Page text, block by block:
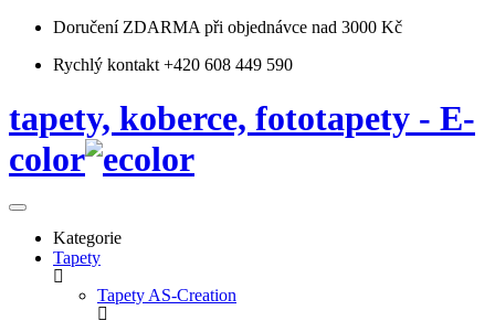
Doručení ZDARMA při objednávce nad 3000 Kč
Rychlý kontakt +420 608 449 590
tapety, koberce, fototapety - E-
color
Kategorie
Tapety
Tapety AS-Creation